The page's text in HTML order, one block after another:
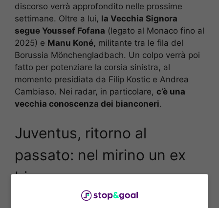
discorso verrà approfondito nelle prossime
settimane. Oltre a lui, la Vecchia Signora
segue Youssef Fofana (legato al Monaco fino al
2025) e Manu Koné, militante tra le fila del
Borussia Mönchengladbach. Un colpo verrà poi
fatto per potenziare la corsia sinistra, al
momento presidiata da Filip Kostic e Andrea
Cambiaso. Nei radar, in particolare, c’è una
vecchia conoscenza dei bianconeri.
Juventus, ritorno al
passato: nel mirino un ex
bianconero
Il nome è quello di Leonardo Spinazzola